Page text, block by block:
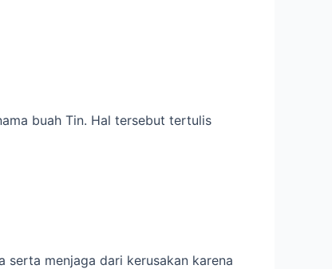
buah Tin. Hal tersebut tertulis
serta menjaga dari kerusakan karena